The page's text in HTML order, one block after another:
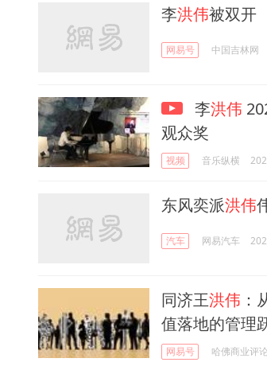
李洪伟被双开
网易号 中国吉林网
李洪伟
观众奖
视频 音乐纵横
东风奕派洪伟
汽车 网易汽车
同济王洪伟
值落地的管理
网易号 哈佛商业评论